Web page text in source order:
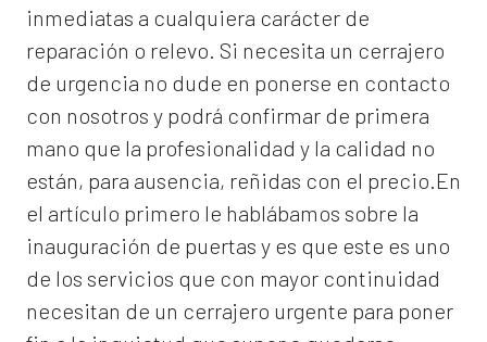
inmediatas a cualquiera carácter de
reparación o relevo. Si necesita un cerrajero
de urgencia no dude en ponerse en contacto
con nosotros y podrá confirmar de primera
mano que la profesionalidad y la calidad no
están, para ausencia, reñidas con el precio.En
el artículo primero le hablábamos sobre la
inauguración de puertas y es que este es uno
de los servicios que con mayor continuidad
necesitan de un cerrajero urgente para poner